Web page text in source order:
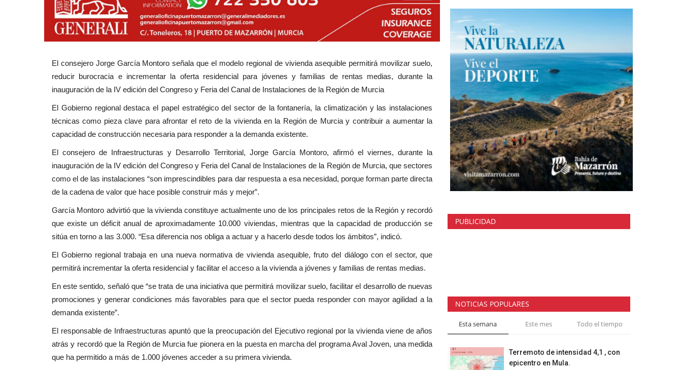
El consejero Jorge García Montoro señala que el modelo regional de vivienda asequible permitirá movilizar suelo,
reducir burocracia e incrementar la oferta residencial para jóvenes y familias de rentas medias, durante la
inauguración de la IV edición del Congreso y Feria del Canal de Instalaciones de la Región de Murcia
El Gobierno regional destaca el papel estratégico del sector de la fontanería, la climatización y las instalaciones
técnicas como pieza clave para afrontar el reto de la vivienda en la Región de Murcia y contribuir a aumentar la
capacidad de construcción necesaria para responder a la demanda existente.
El consejero de Infraestructuras y Desarrollo Territorial, Jorge García Montoro, afirmó el viernes, durante la
inauguración de la IV edición del Congreso y Feria del Canal de Instalaciones de la Región de Murcia, que sectores
como el de las instalaciones “son imprescindibles para dar respuesta a esa necesidad, porque forman parte directa
de la cadena de valor que hace posible construir más y mejor”.
García Montoro advirtió que la vivienda constituye actualmente uno de los principales retos de la Región y recordó
que existe un déficit anual de aproximadamente 10.000 viviendas, mientras que la capacidad de producción se
sitúa en torno a las 3.000. “Esa diferencia nos obliga a actuar y a hacerlo desde todos los ámbitos”, indicó.
El Gobierno regional trabaja en una nueva normativa de vivienda asequible, fruto del diálogo con el sector, que
permitirá incrementar la oferta residencial y facilitar el acceso a la vivienda a jóvenes y familias de rentas medias.
En este sentido, señaló que “se trata de una iniciativa que permitirá movilizar suelo, facilitar el desarrollo de nuevas
promociones y generar condiciones más favorables para que el sector pueda responder con mayor agilidad a la
demanda existente”.
El responsable de Infraestructuras apuntó que la preocupación del Ejecutivo regional por la vivienda viene de años
atrás y recordó que la Región de Murcia fue pionera en la puesta en marcha del programa Aval Joven, una medida
que ha permitido a más de 1.000 jóvenes acceder a su primera vivienda.
PUBLICIDAD
NOTICIAS POPULARES
Esta semana Este mes Todo el tiempo
Terremoto de intensidad 4,1 , con
epicentro en Mula.